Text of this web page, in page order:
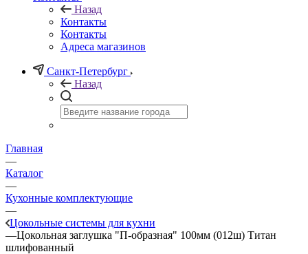
Назад
Контакты
Контакты
Адреса магазинов
Санкт-Петербург
Назад
Главная
—
Каталог
—
Кухонные комплектующие
—
Цокольные системы для кухни
—Цокольная заглушка "П-образная" 100мм (012ш) Титан
шлифованный